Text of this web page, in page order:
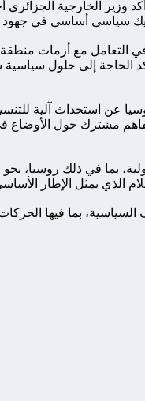
وزير الخارجية
أساسي في جهود
التعامل مع أزمات
الحاجة إلى حلول
عن استحداث آلية
مشترك حول
بما في ذلك روسيا،
الذي يمثل الإطار الأساسي
بما فيها